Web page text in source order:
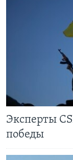
Эксперты
победы